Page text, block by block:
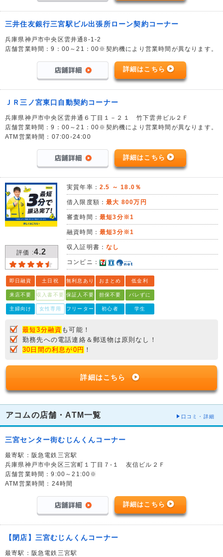
三井住友銀行三宮駅ビル出張所ローン契約コーナー
兵庫県神戸市中央区雲井通8-1-2
店舗営業時間：9：00～21：00※契約機により営業時間が異なります。
詳細はこちら
ＪＲ三ノ宮東口自動契約コーナー
兵庫県神戸市中央区雲井通６丁目１－２１ 竹下雲井ビル２Ｆ
店舗営業時間：9：00～21：00※契約機により営業時間が異なります。
ATM営業時間：07:00-24:00
詳細はこちら
評価 :4.2
実質年率： 2.5 ～ 18.0％
借入限度額：最大 800万円
審査時間： 最短3分※1
融資時間： 最短3分※1
収入証明書：なし
コンビニ：
即日融資 土日祝 無利息あり おまとめ 低金利
来店不要 収入書不要 保証人不要 担保不要 バレずに
主婦向け 女性専用 フリーター 初心者 学生
最短3分融資 も可能！
勤務先への電話連絡＆郵送物は原則なし！
30日間の利息が0円 ！
詳細はこちら
アコムの店舗・ATM一覧 口コミ・詳細
三宮センター街むじんくんコーナー
最寄駅：阪急電鉄三宮駅
兵庫県神戸市中央区三宮町１丁目７-１ 友信ビル２Ｆ
店舗営業時間：9:00～21:00※
ATM営業時間：24時間
詳細はこちら
【閉店】三宮むじんくんコーナー
最寄駅：阪急電鉄三宮駅